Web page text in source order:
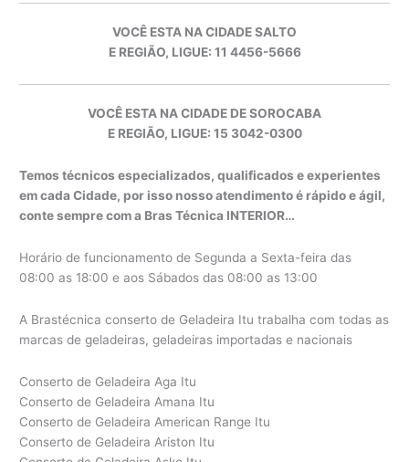
VOCÊ ESTA NA CIDADE SALTO
E REGIÃO, LIGUE: 11 4456-5666
VOCÊ ESTA NA CIDADE DE SOROCABA
E REGIÃO, LIGUE: 15 3042-0300
Temos técnicos especializados, qualificados e experientes
em cada Cidade, por isso nosso atendimento é rápido e ágil,
conte sempre com a Bras Técnica INTERIOR…
Horário de funcionamento de Segunda a Sexta-feira das
08:00 as 18:00 e aos Sábados das 08:00 as 13:00
A Brastécnica conserto de Geladeira Itu trabalha com todas as
marcas de geladeiras, geladeiras importadas e nacionais
Conserto de Geladeira Aga Itu
Conserto de Geladeira Amana Itu
Conserto de Geladeira American Range Itu
Conserto de Geladeira Ariston Itu